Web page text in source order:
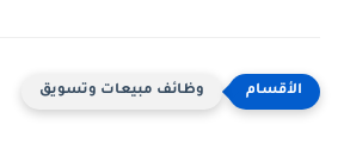
وظائف مبيعات وتسويق